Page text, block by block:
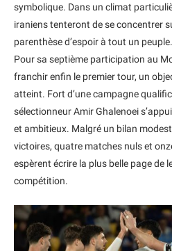
symbolique. Dans un climat
iraniens tenteront de se concentrer
parenthèse d’espoir à tout un peuple.
Pour sa septième participation au
franchir enfin le premier tour, un
atteint. Fort d’une campagne
sélectionneur Amir Ghalenoei
et ambitieux. Malgré un bilan
victoires, quatre matches nuls et
espèrent écrire la plus belle page de
compétition.